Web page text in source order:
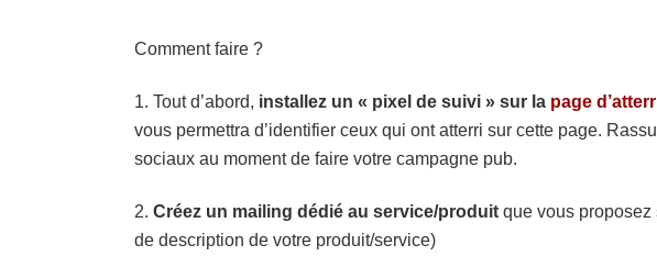
Comment faire ?
1. Tout d’abord, installez un « pixel de suivi » sur la page
vous permettra d’identifier ceux qui ont atterri sur cette page.
sociaux au moment de faire votre campagne pub.
2. Créez un mailing dédié au service/produit que vous proposez
de description de votre produit/service)